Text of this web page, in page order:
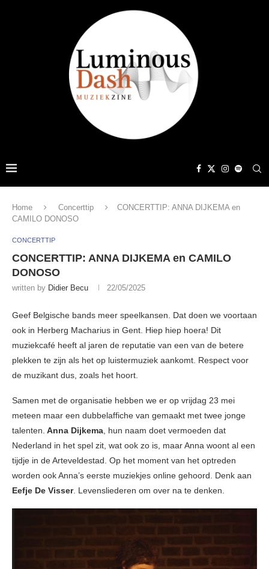
Home Concerttip
CONCERTTIP: ANNA DIJKEMA en
CAMILO DONOSO
CONCERTTIP
CONCERTTIP: ANNA DIJKEMA en CAMILO
DONOSO
written by Didier Becu 22/05/2025
Geef Belgische bands meer speelkansen. Dat doen we voortaan
ook in Herberg Macharius in Gent. Hiep hiep hoera! Dit
muziekcafé heeft al jaren de reputatie van een van de betere
plekken te zijn als het op luistermuziek aankomt. Respect voor
de muzikant dus, zoals het hoort.
Samen met de organisatie hebben we er op vrijdag 23 mei
meteen maar een dubbelaffiche van gemaakt met twee jonge
talenten. Anna Dijkema, hun naam doet vermoeden dat
Nederland in het spel zit, wat ook zo is, maar Anna woont al een
tijdje in de Arteveldestad. Op het moment van het optreden
worden ook Anna’s eerste muziekjes online gehoord. Denk aan
Eefje De Visser. Levensliederen om over na te denken.